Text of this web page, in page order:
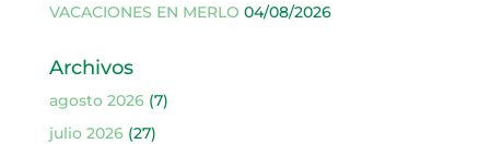
VACACIONES EN MERLO 04/08/2026
Archivos
agosto 2026(7)
julio 2026(27)